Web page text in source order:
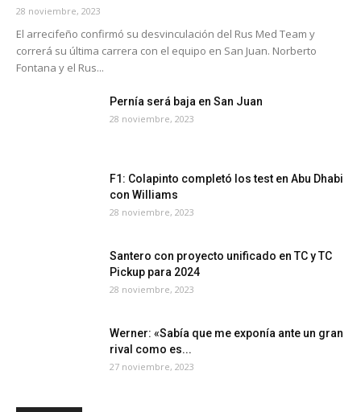
28 noviembre, 2023
El arrecifeño confirmó su desvinculación del Rus Med Team y
correrá su última carrera con el equipo en San Juan. Norberto
Fontana y el Rus...
Pernía será baja en San Juan
28 noviembre, 2023
F1: Colapinto completó los test en Abu Dhabi
con Williams
28 noviembre, 2023
Santero con proyecto unificado en TC y TC
Pickup para 2024
28 noviembre, 2023
Werner: «Sabía que me exponía ante un gran
rival como es...
27 noviembre, 2023